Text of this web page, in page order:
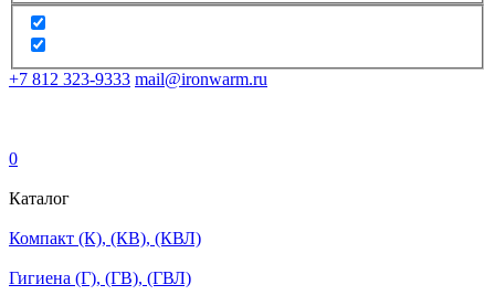
+7 812 323-9333 mail@ironwarm.ru
0
Каталог
Компакт (К), (КВ), (КВЛ)
Гигиена (Г), (ГВ), (ГВЛ)